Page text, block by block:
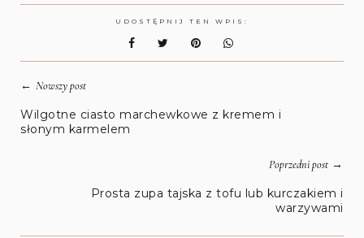
UDOSTĘPNIJ TEN WPIS:
←Nowszy post
Wilgotne ciasto marchewkowe z kremem i
słonym karmelem
Poprzedni post→
Prosta zupa tajska z tofu lub kurczakiem i
warzywami